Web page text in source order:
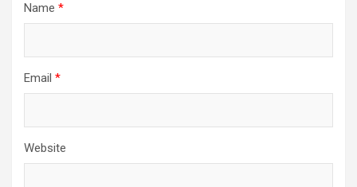
Name *
Email *
Website